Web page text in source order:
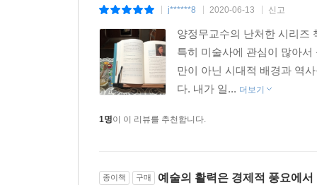
르네상스 미술을 꽃피운 지역이다. 당시 플랑드
하여 베네치아 르네상스도 함께 들여다본다.
그동안 북유럽 르네상스와 베네치아 르네상스
문화라는 관점에서 두 지역을 밀접히 연결 짓는
‘르네상스 3부작’의 마지막을 장식할 7권에서
『난생 처음 한번 공부하는 미술 이야기』 6권
j******8 2020-06-13 신고
양정무교수의 난처한 시리즈
특히 미술사에 관심이 많아
만이 아닌 시대적 배경과 역
다. 내가 일... 더보기
1명이 이 리뷰를 추천합니다.
종이책 구매 예술의 활력은 경제적 풍요에서